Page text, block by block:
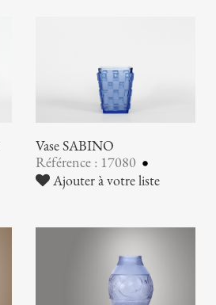
Vase SABINO
Référence : 17080
Ajouter à votre liste